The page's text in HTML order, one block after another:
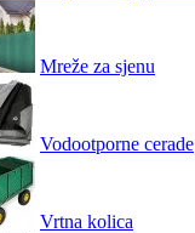
Mreže za sjenu
Vodootporne cerade
Vrtna kolica